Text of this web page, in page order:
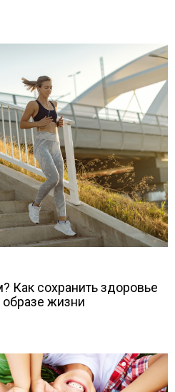
Как сохранить здоровье
образе жизни